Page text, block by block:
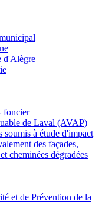
d'Alègre
foncier
de Laval (AVAP)
soumis à étude d'impact
des façades,
cheminées dégradées
et de Prévention de la